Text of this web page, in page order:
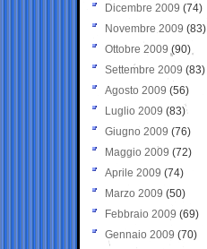
Dicembre 2009 (74)
Novembre 2009 (83)
Ottobre 2009 (90)
Settembre 2009 (83)
Agosto 2009 (56)
Luglio 2009 (83)
Giugno 2009 (76)
Maggio 2009 (72)
Aprile 2009 (74)
Marzo 2009 (50)
Febbraio 2009 (69)
Gennaio 2009 (70)